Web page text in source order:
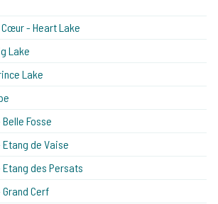
- Heart Lake
Lake
Lake
Fosse
de Vaise
des Persats
Cerf